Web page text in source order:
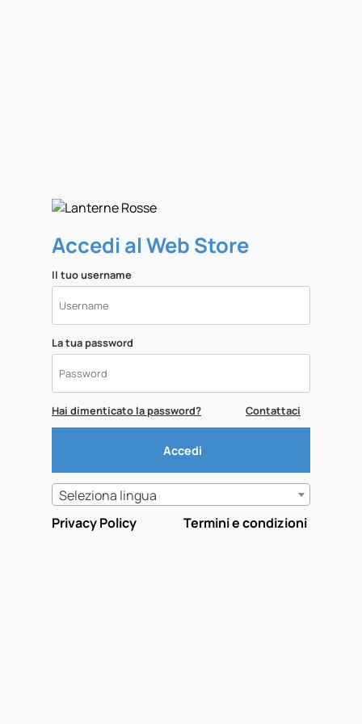
Accedi al Web Store
Il tuo username
La tua password
Hai dimenticato la password? Contattaci
Seleziona lingua
Privacy Policy
Termini e condizioni